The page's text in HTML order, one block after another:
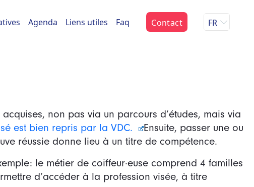
Agenda Liens utiles Faq Contact FR
non pas via un parcours d’études, mais via
est bien repris par la VDC.
Ensuite, passer une ou
réussie donne lieu à un titre de compétence.
le métier de coiffeur·euse comprend 4 familles
d’accéder à la profession visée, à titre